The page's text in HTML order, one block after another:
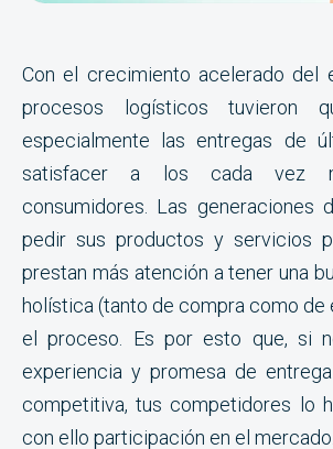
Con el crecimiento acelerado del
procesos logísticos tuvieron
especialmente las entregas de
satisfacer a los cada vez
consumidores. Las generaciones
pedir sus productos y servicios
prestan más atención a tener una
holística (tanto de compra como de
el proceso. Es por esto que, si
experiencia y promesa de
competitiva, tus competidores lo
con ello participación en el mercado.